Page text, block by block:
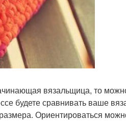
вязальщица, то
будете сравнивать ваше
Ориентироваться